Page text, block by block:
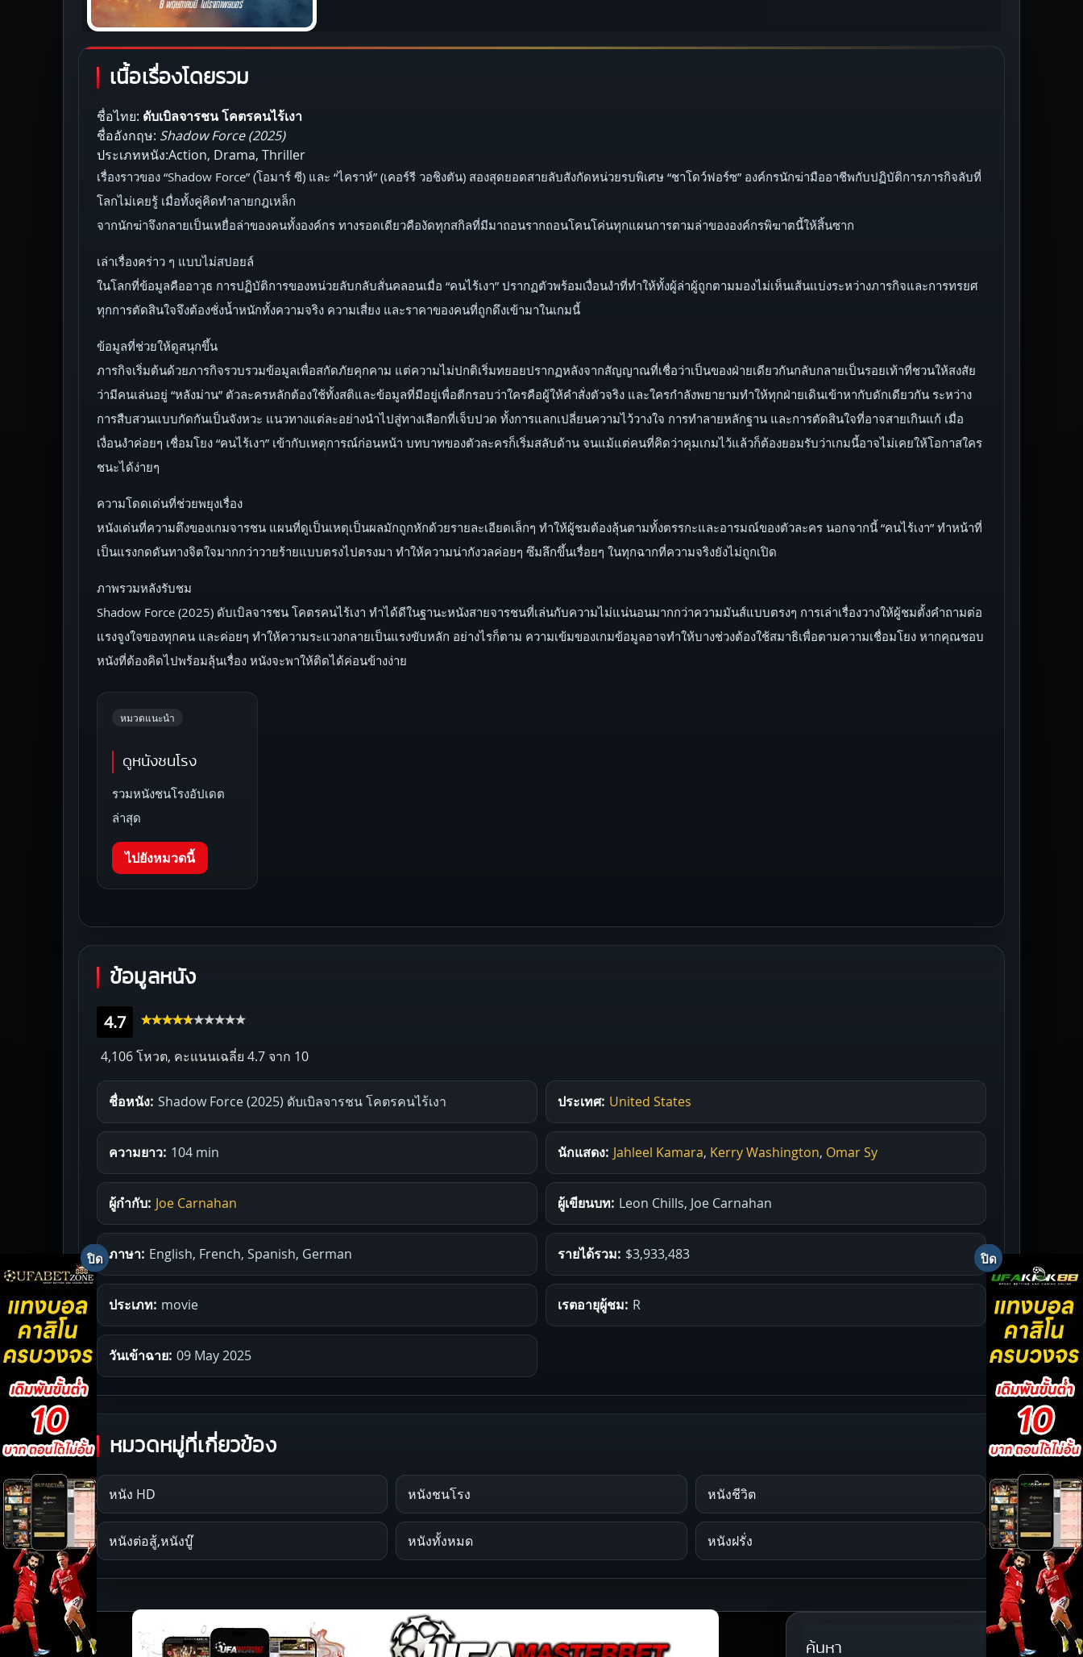
เนื้อเรื่องโดยรวม
ชื่อไทย: ดับเบิลจารชน โคตรคนไร้เงา
ชื่ออังกฤษ: Shadow Force (2025)
ประเภทหนัง:Action, Drama, Thriller
เรื่องราวของ “Shadow Force” (โอมาร์ ซี) และ “ไคราห์” (เคอร์รี วอชิงตัน) สองสุดยอดสายลับสังกัดหน่วยรบพิเศษ “ชาโดว์ฟอร์ซ” องค์กรนักฆ่ามืออาชีพกับปฏิบัติการภารกิจลับที่
โลกไม่เคยรู้ เมื่อทั้งคู่คิดทำลายกฎเหล็ก
จากนักฆ่าจึงกลายเป็นเหยื่อล่าของคนทั้งองค์กร ทางรอดเดียวคืองัดทุกสกิลที่มีมาถอนรากถอนโคนโค่นทุกแผนการตามล่าขององค์กรพิฆาตนี้ให้สิ้นซาก
เล่าเรื่องคร่าว ๆ แบบไม่สปอยล์
ในโลกที่ข้อมูลคืออาวุธ การปฏิบัติการของหน่วยลับกลับสั่นคลอนเมื่อ “คนไร้เงา” ปรากฏตัวพร้อมเงื่อนงำที่ทำให้ทั้งผู้ล่าผู้ถูกตามมองไม่เห็นเส้นแบ่งระหว่างภารกิจและการทรยศ
ทุกการตัดสินใจจึงต้องชั่งน้ำหนักทั้งความจริง ความเสี่ยง และราคาของคนที่ถูกดึงเข้ามาในเกมนี้
ข้อมูลที่ช่วยให้ดูสนุกขึ้น
ภารกิจเริ่มต้นด้วยภารกิจรวบรวมข้อมูลเพื่อสกัดภัยคุกคาม แต่ความไม่ปกติเริ่มทยอยปรากฏหลังจากสัญญาณที่เชื่อว่าเป็นของฝ่ายเดียวกันกลับกลายเป็นรอยเท้าที่ชวนให้สงสัย
ว่ามีคนเล่นอยู่ “หลังม่าน” ตัวละครหลักต้องใช้ทั้งสติและข้อมูลที่มีอยู่เพื่อตีกรอบว่าใครคือผู้ให้คำสั่งตัวจริง และใครกำลังพยายามทำให้ทุกฝ่ายเดินเข้าหากับดักเดียวกัน ระหว่าง
การสืบสวนแบบกัดกันเป็นจังหวะ แนวทางแต่ละอย่างนำไปสู่ทางเลือกที่เจ็บปวด ทั้งการแลกเปลี่ยนความไว้วางใจ การทำลายหลักฐาน และการตัดสินใจที่อาจสายเกินแก้ เมื่อ
เงื่อนงำค่อยๆ เชื่อมโยง “คนไร้เงา” เข้ากับเหตุการณ์ก่อนหน้า บทบาทของตัวละครก็เริ่มสลับด้าน จนแม้แต่คนที่คิดว่าคุมเกมไว้แล้วก็ต้องยอมรับว่าเกมนี้อาจไม่เคยให้โอกาสใคร
ชนะได้ง่ายๆ
ความโดดเด่นที่ช่วยพยุงเรื่อง
หนังเด่นที่ความตึงของเกมจารชน แผนที่ดูเป็นเหตุเป็นผลมักถูกหักด้วยรายละเอียดเล็กๆ ทำให้ผู้ชมต้องลุ้นตามทั้งตรรกะและอารมณ์ของตัวละคร นอกจากนี้ “คนไร้เงา” ทำหน้าที่
เป็นแรงกดดันทางจิตใจมากกว่าวายร้ายแบบตรงไปตรงมา ทำให้ความน่ากังวลค่อยๆ ซึมลึกขึ้นเรื่อยๆ ในทุกฉากที่ความจริงยังไม่ถูกเปิด
ภาพรวมหลังรับชม
Shadow Force (2025) ดับเบิลจารชน โคตรคนไร้เงา ทำได้ดีในฐานะหนังสายจารชนที่เล่นกับความไม่แน่นอนมากกว่าความมันส์แบบตรงๆ การเล่าเรื่องวางให้ผู้ชมตั้งคำถามต่อ
แรงจูงใจของทุกคน และค่อยๆ ทำให้ความระแวงกลายเป็นแรงขับหลัก อย่างไรก็ตาม ความเข้มของเกมข้อมูลอาจทำให้บางช่วงต้องใช้สมาธิเพื่อตามความเชื่อมโยง หากคุณชอบ
หนังที่ต้องคิดไปพร้อมลุ้นเรื่อง หนังจะพาให้ติดได้ค่อนข้างง่าย
หมวดแนะนำ
ดูหนังชนโรง
รวมหนังชนโรงอัปเดต
ล่าสุด
ไปยังหมวดนี้
ข้อมูลหนัง
4.7
4,106 โหวต, คะแนนเฉลี่ย 4.7 จาก 10
ชื่อหนัง: Shadow Force (2025) ดับเบิลจารชน โคตรคนไร้เงา ประเทศ: United States
ความยาว: 104 min นักแสดง: Jahleel Kamara, Kerry Washington, Omar Sy
ผู้กำกับ: Joe Carnahan ผู้เขียนบท: Leon Chills, Joe Carnahan
ภาษา: English, French, Spanish, German รายได้รวม: $3,933,483
ประเภท: movie เรตอายุผู้ชม: R
วันเข้าฉาย: 09 May 2025
หมวดหมู่ที่เกี่ยวข้อง
หนัง HD หนังชนโรง หนังชีวิต
หนังต่อสู้,หนังบู๊ หนังทั้งหมด หนังฝรั่ง
ค้นหา